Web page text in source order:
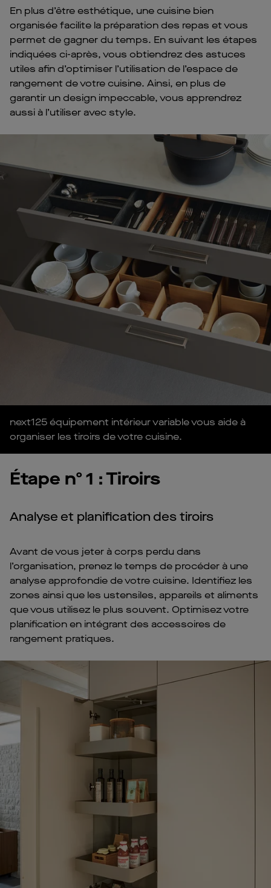
En plus d’être esthétique, une cuisine bien
organisée facilite la préparation des repas et vous
permet de gagner du temps. En suivant les étapes
indiquées ci-après, vous obtiendrez des astuces
utiles afin d’optimiser l’utilisation de l’espace de
rangement de votre cuisine. Ainsi, en plus de
garantir un design impeccable, vous apprendrez
aussi à l’utiliser avec style.
next125 équipement intérieur variable vous aide à
organiser les tiroirs de votre cuisine.
Étape nº 1 : Tiroirs
Analyse et planification des tiroirs
Avant de vous jeter à corps perdu dans
l’organisation, prenez le temps de procéder à une
analyse approfondie de votre cuisine. Identifiez les
zones ainsi que les ustensiles, appareils et aliments
que vous utilisez le plus souvent. Optimisez votre
planification en intégrant des accessoires de
rangement pratiques.